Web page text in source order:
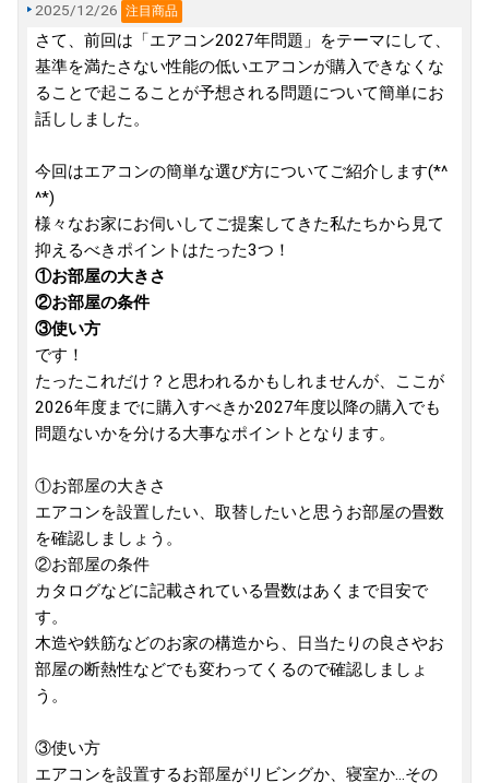
2025/12/26 注目商品
さて、前回は「エアコン2027年問題」をテーマにして、
基準を満たさない性能の低いエアコンが購入できなくな
ることで起こることが予想される問題について簡単にお
話ししました。
今回はエアコンの簡単な選び方についてご紹介します(*^
^*)
様々なお家にお伺いしてご提案してきた私たちから見て
抑えるべきポイントはたった3つ！
①お部屋の大きさ
②お部屋の条件
③使い方
です！
たったこれだけ？と思われるかもしれませんが、ここが
2026年度までに購入すべきか2027年度以降の購入でも
問題ないかを分ける大事なポイントとなります。
①お部屋の大きさ
エアコンを設置したい、取替したいと思うお部屋の畳数
を確認しましょう。
②お部屋の条件
カタログなどに記載されている畳数はあくまで目安で
す。
木造や鉄筋などのお家の構造から、日当たりの良さやお
部屋の断熱性などでも変わってくるので確認しましょ
う。
③使い方
エアコンを設置するお部屋がリビングか、寝室か...その